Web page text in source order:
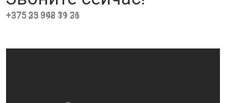
+375 33 342 31 21
+375 25 998 19 36